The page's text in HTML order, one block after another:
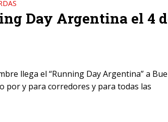
Day Argentina el 4
llega el “Running Day Argentina” a
por y para corredores y para todas las